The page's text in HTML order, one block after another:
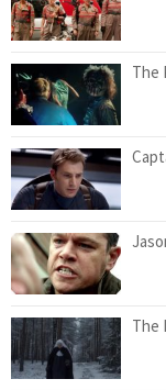
The
The